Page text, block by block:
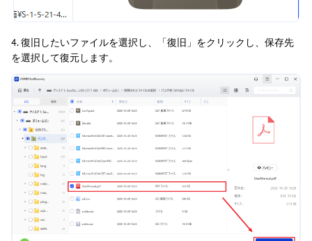
4. 復旧したいファイルを選択し、「復旧」をクリックし、保存先
を選択して復元します。